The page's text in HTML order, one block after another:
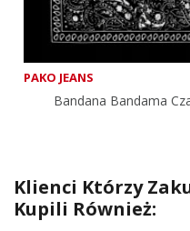
PAKO JEANS
Bandana Bandama
Klienci Którzy
Kupili Również: